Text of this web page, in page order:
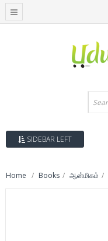
SIDEBAR LEFT
Home Books ஆன்மிகம்